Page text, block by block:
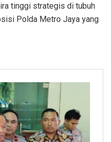
tinggi strategis di tubuh
Polda Metro Jaya yang